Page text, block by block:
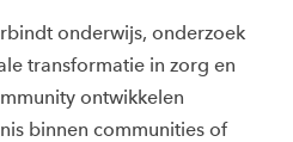
onderwijs, onderzoek
transformatie in zorg en
ontwikkelen
binnen communities of